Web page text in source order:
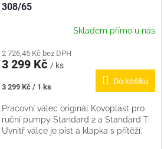
308/65
Skladem přímo u nás
2 726,45 Kč bez DPH
3 299 Kč / ks
Měrná
3 299 Kč / 1 ks
Do košíku
Pracovní válec originál Kovoplast pro
ruční pumpy Standard 2 a Standard T.
Uvnitř válce je píst a klapka s přítěží.